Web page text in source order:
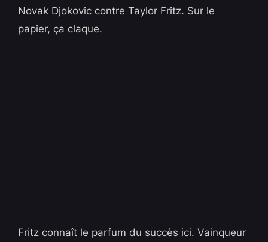
Novak Djokovic contre Taylor Fritz. Sur le
papier, ça claque.
Fritz connaît le parfum du succès ici. Vainqueur